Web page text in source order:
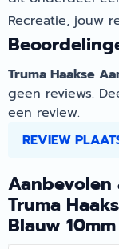
Recreatie, jouw
Truma Haakse
geen reviews.
een review.
REVIEW
Truma
Blauw 10mm